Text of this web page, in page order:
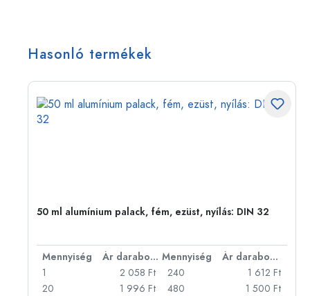
Hasonló termékek
50 ml alumínium palack, fém, ezüst, nyílás: DIN 32
Mennyiség Ár darabonként Mennyiség
Ár darabonként
1
2 058 Ft
20
1 996 Ft
240
1 612 Ft
480
1 500 Ft